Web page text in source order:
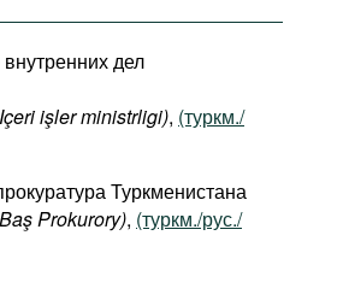
дел
işler ministrligi), (туркм./
Туркменистана
Prokurory), (туркм./рус./